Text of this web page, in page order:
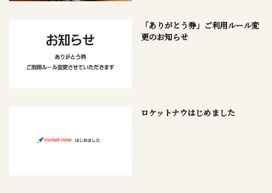
「ありがとう券」ご利用ルール変
更のお知らせ
ロケットナウはじめました